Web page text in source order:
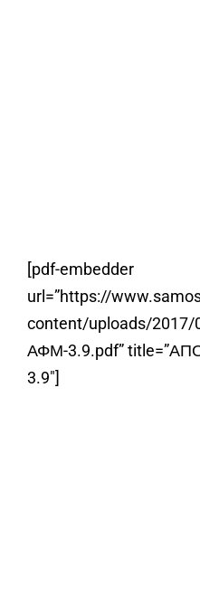
[pdf-embedder
url=”https://
content/uploads/
ΑΦΜ-3.9.pdf”
3.9″]